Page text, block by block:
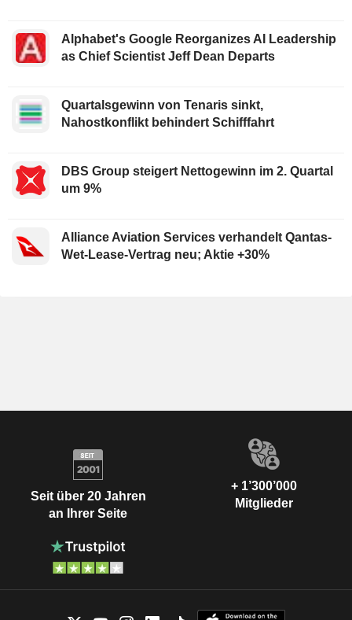
Alphabet's Google Reorganizes AI Leadership
as Chief Scientist Jeff Dean Departs
Quartalsgewinn von Tenaris sinkt,
Nahostkonflikt behindert Schifffahrt
DBS Group steigert Nettogewinn im 2. Quartal
um 9%
Alliance Aviation Services verhandelt Qantas-
Wet-Lease-Vertrag neu; Aktie +30%
Seit über 20 Jahren
an Ihrer Seite
+ 1’300’000
Mitglieder